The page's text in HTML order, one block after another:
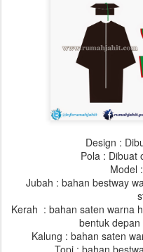
Design :
Pola : Dibuat
Model :
Jubah : bahan bestway
Kerah : bahan saten warna
bentuk
Kalung : bahan saten